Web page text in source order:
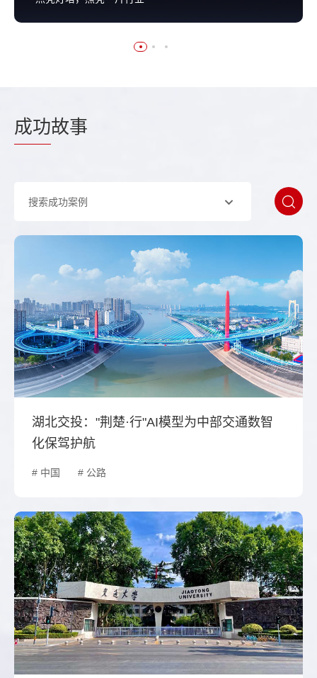
成功故事
搜索成功案例
湖北交投："荆楚·行"AI模型为中部交通数智
化保驾护航
# 中国 # 公路